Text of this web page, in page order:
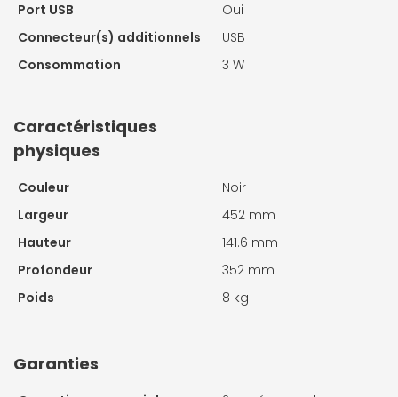
Port USB
Oui
Connecteur(s) additionnels
USB
Consommation
3 W
Caractéristiques
physiques
Couleur
Noir
Largeur
452 mm
Hauteur
141.6 mm
Profondeur
352 mm
Poids
8 kg
Garanties